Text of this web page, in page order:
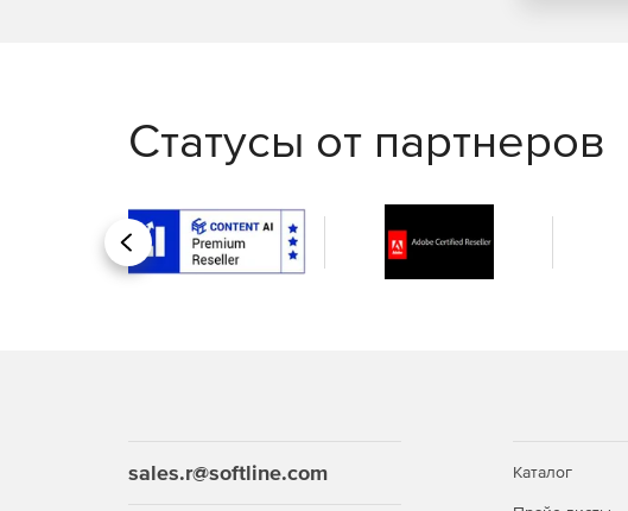
Статусы от партнеров
Назад
sales.r@softline.com Каталог